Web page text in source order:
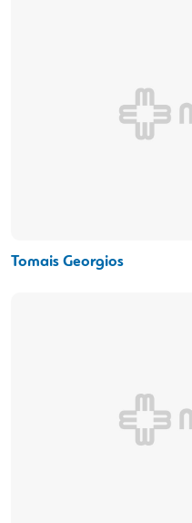
Tomais Georgios